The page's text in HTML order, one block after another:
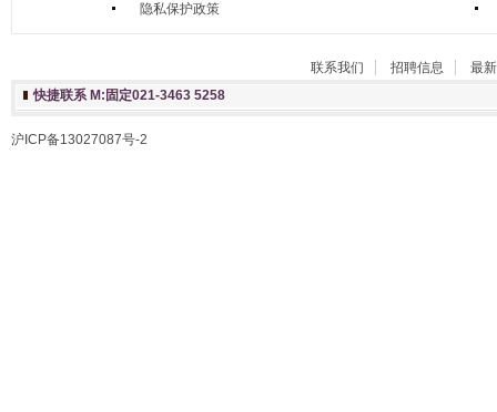
隐私保护政策
联系我们 招聘信息
最
快捷联系 M:固定021-3463 5258
沪ICP备13027087号-2